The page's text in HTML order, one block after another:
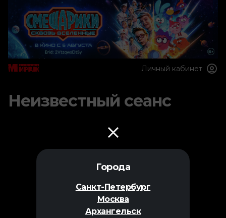
Города
Санкт-Петербург
Москва
Архангельск
Личный кабинет
Неизвестный сеанс